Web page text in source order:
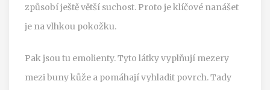
způsobí ještě větší suchost. Proto je klíčové nanášet
je na vlhkou pokožku.
Pak jsou tu emolienty. Tyto látky vyplňují mezery
mezi buny kůže a pomáhají vyhladit povrch. Tady